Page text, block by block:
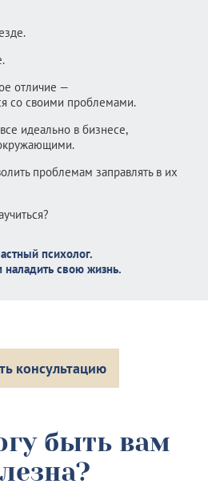
отличие —
со своими проблемами.
идеально в бизнесе,
проблемам заправлять в их
психолог.
свою жизнь.
консультацию
быть вам